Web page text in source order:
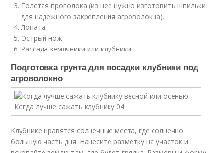
Толстая проволока (из нее нужно изготовить шпильки
для надежного закрепления агроволокна).
Лопата.
Острый нож.
Рассада земляники или клубники.
Подготовка грунта для посадки клубники под
агроволокно
Клубнике нравятся солнечные места, где солнечно
большую часть дня. Нанесите разметку на участок и